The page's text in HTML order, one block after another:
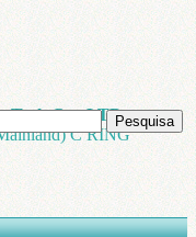
Tech Co., LTD
C RING